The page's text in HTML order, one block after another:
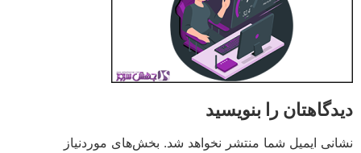
دیدگاهتان را بنویسید
نشانی ایمیل شما منتشر نخواهد شد. بخش‌های موردنیاز